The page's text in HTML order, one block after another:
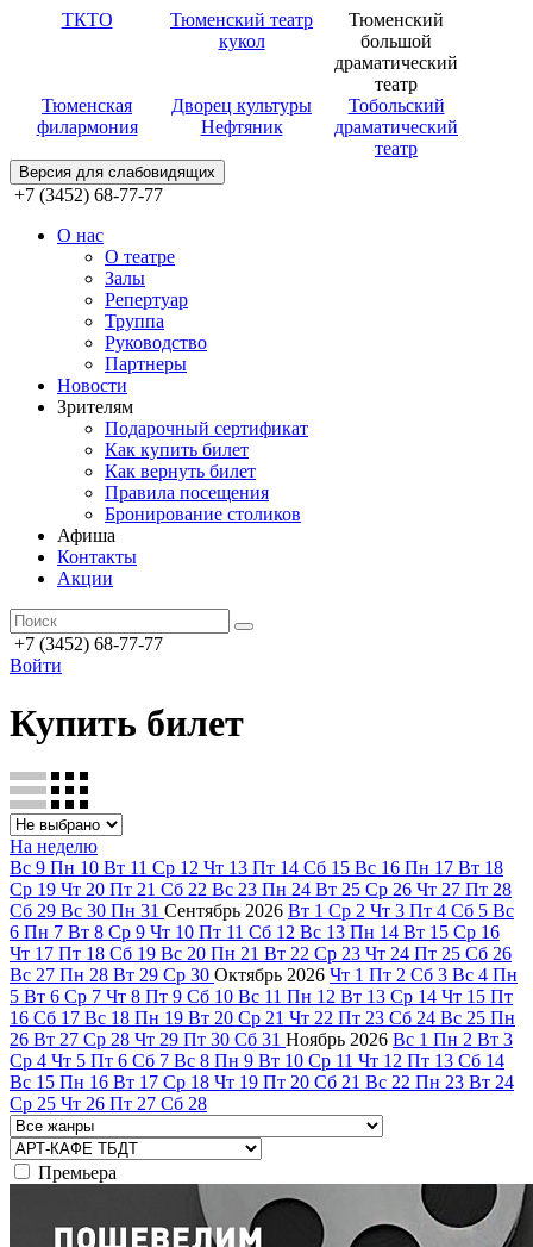
ТКТО
Тюменский театр
кукол
Тюменский
большой
драматический
театр
Тюменская
филармония
Дворец культуры
Нефтяник
Тобольский
драматический
театр
Версия для слабовидящих
+7 (3452) 68-77-77
О нас
О театре
Залы
Репертуар
Труппа
Руководство
Партнеры
Новости
Зрителям
Подарочный сертификат
Как купить билет
Как вернуть билет
Правила посещения
Бронирование столиков
Афиша
Контакты
Акции
+7 (3452) 68-77-77
Войти
Купить билет
На неделю
Вс 9 Пн 10 Вт 11 Ср 12 Чт 13 Пт 14 Сб 15 Вс 16 Пн 17 Вт 18
Ср 19 Чт 20 Пт 21 Сб 22 Вс 23 Пн 24 Вт 25 Ср 26 Чт 27 Пт 28
Сб 29 Вс 30 Пн 31 Сентябрь 2026 Вт 1 Ср 2 Чт 3 Пт 4 Сб 5 Вс
6 Пн 7 Вт 8 Ср 9 Чт 10 Пт 11 Сб 12 Вс 13 Пн 14 Вт 15 Ср 16
Чт 17 Пт 18 Сб 19 Вс 20 Пн 21 Вт 22 Ср 23 Чт 24 Пт 25 Сб 26
Вс 27 Пн 28 Вт 29 Ср 30 Октябрь 2026 Чт 1 Пт 2 Сб 3 Вс 4 Пн
5 Вт 6 Ср 7 Чт 8 Пт 9 Сб 10 Вс 11 Пн 12 Вт 13 Ср 14 Чт 15 Пт
16 Сб 17 Вс 18 Пн 19 Вт 20 Ср 21 Чт 22 Пт 23 Сб 24 Вс 25 Пн
26 Вт 27 Ср 28 Чт 29 Пт 30 Сб 31 Ноябрь 2026 Вс 1 Пн 2 Вт 3
Ср 4 Чт 5 Пт 6 Сб 7 Вс 8 Пн 9 Вт 10 Ср 11 Чт 12 Пт 13 Сб 14
Вс 15 Пн 16 Вт 17 Ср 18 Чт 19 Пт 20 Сб 21 Вс 22 Пн 23 Вт 24
Ср 25 Чт 26 Пт 27 Сб 28
Премьера